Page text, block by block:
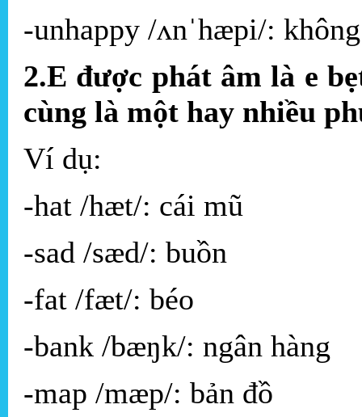
-unhappy /ʌnˈhæpi/:
2.E được phát âm là e
cùng là một hay nhiều
Ví dụ:
-hat /hæt/: cái mũ
-sad /sæd/: buồn
-fat /fæt/: béo
-bank /bæŋk/: ngân hàng
-map /mæp/: bản đồ